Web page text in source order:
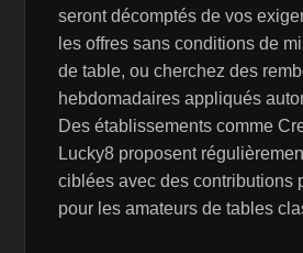
seront décomptés de vos
les offres sans conditions de
de table, ou cherchez des
hebdomadaires appliqués
Des établissements comme
Lucky8 proposent
ciblées avec des contributions
pour les amateurs de tables